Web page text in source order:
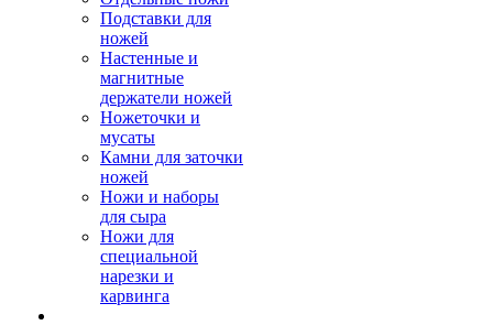
Подставки для
ножей
Настенные и
магнитные
держатели ножей
Ножеточки и
мусаты
Камни для заточки
ножей
Ножи и наборы
для сыра
Ножи для
специальной
нарезки и
карвинга